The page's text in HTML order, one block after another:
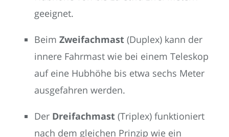
geeignet.
Beim Zweifachmast (Duplex) kann der
innere Fahrmast wie bei einem Teleskop
auf eine Hubhöhe bis etwa sechs Meter
ausgefahren werden.
Der Dreifachmast (Triplex) funktioniert
nach dem gleichen Prinzip wie ein